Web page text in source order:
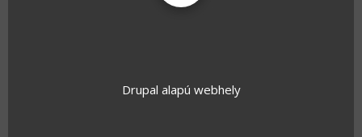
Drupal alapú webhely